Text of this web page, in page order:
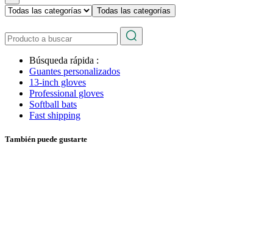
Todas las categorías
Búsqueda rápida :
Guantes personalizados
13-inch gloves
Professional gloves
Softball bats
Fast shipping
También puede gustarte